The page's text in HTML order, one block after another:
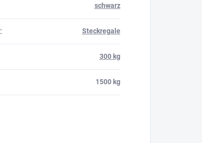
schwarz
: Steckregale
300 kg
1500 kg